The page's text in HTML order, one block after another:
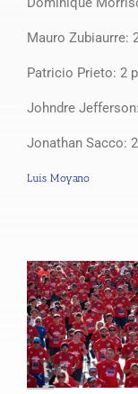
Mauro Zubiaurre:
Patricio Prieto: 2
Johndre
Jonathan Sacco:
Luis Moyano